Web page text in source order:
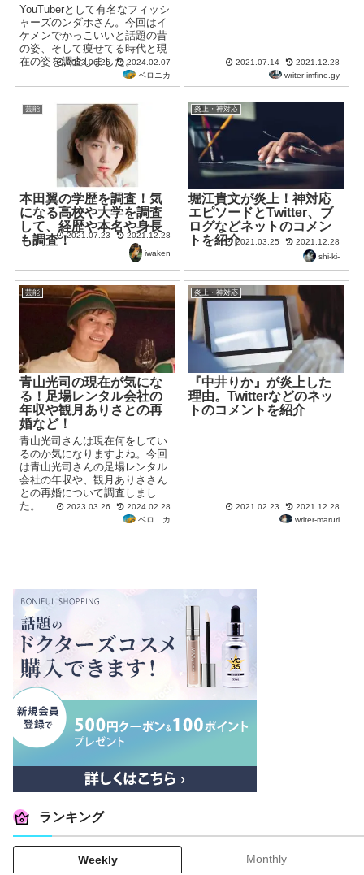
YouTuberとして有名なフィッシ
ャーズのンダホさん。今回はイ
ケメンでかっこいいと話題の昔
の姿、そして痩せてる時代と現
在の姿を調査しました。
2023.06.26
2024.02.07
ベロニカ
2021.07.14
2021.12.28
writer-imfine.gy
芸能
本田翼の学歴を調査！気
になる高校や大学を調査
して、経歴や本名や身長
も調査！2021.07.23
2021.12.28
iwaken
炎上・神対応
堀江貴文が炎上！神対応
エピソードとTwitter、ブ
ログなどネットのコメン
トを紹介2021.03.25
2021.12.28
shi-ki-
芸能
青山光司の現在が気にな
る！足場レンタル会社の
年収や観月ありさとの再
婚など！
青山光司さんは現在何をしてい
るのか気になりますよね。今回
は青山光司さんの足場レンタル
会社の年収や、観月ありささん
との再婚について調査しまし
た。
2023.03.26
2024.02.28
ベロニカ
炎上・神対応
『中井りか』が炎上した
理由。Twitterなどのネッ
トのコメントを紹介
2021.02.23
2021.12.28
writer-maruri
ランキング
Weekly Monthly